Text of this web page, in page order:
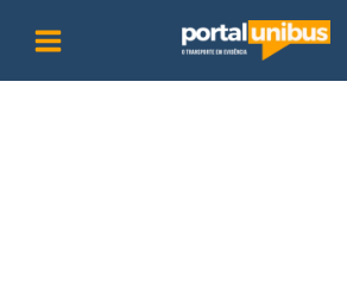
para
o